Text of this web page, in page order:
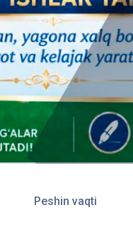
Peshin vaqti